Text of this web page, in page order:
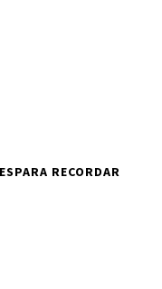
PARA RECORDAR